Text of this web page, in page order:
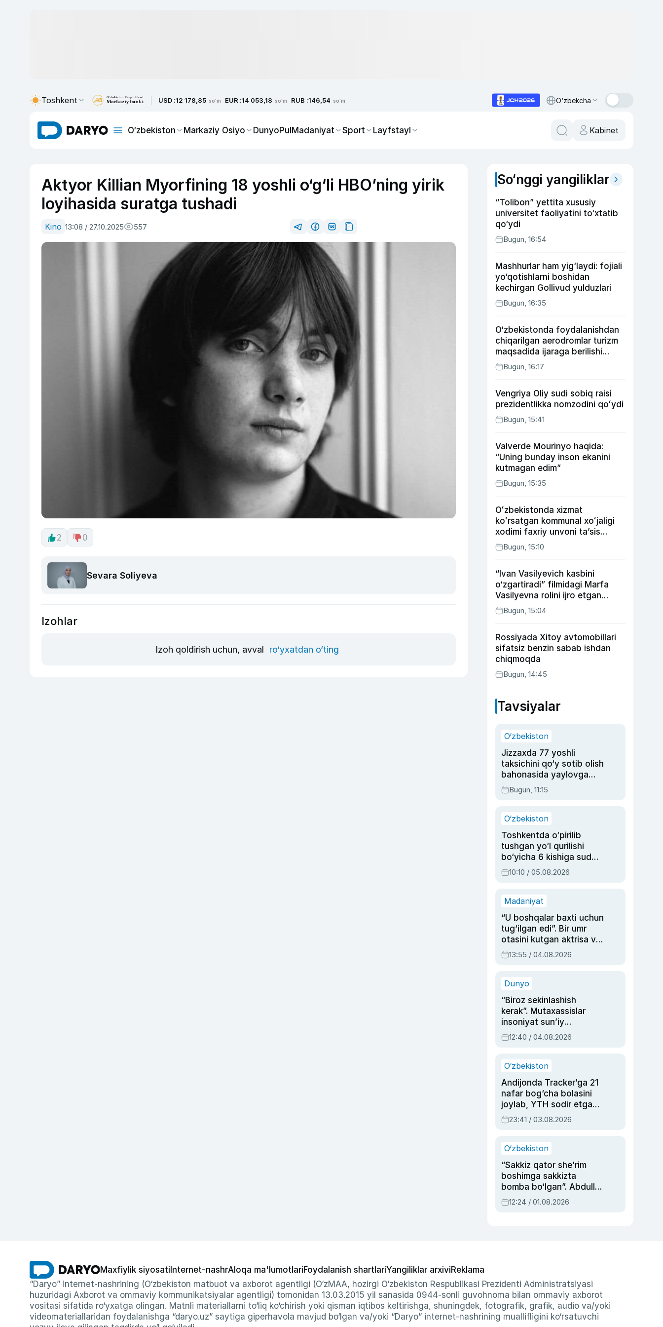
Toshkent USD :12 178,85 so'm EUR :14 053,18 so'm RUB :146,54 so'm O‘zbekcha
O‘zbekiston Markaziy Osiyo DunyoPulMadaniyat Sport Layfstayl Kabinet
Aktyor Killian Myorfining 18 yoshli o‘g‘li HBO’ning yirik
loyihasida suratga tushadi
Kino 13:08 / 27.10.2025 557
2 0
Sevara Soliyeva
Izohlar
Izoh qoldirish uchun, avval ro‘yxatdan o‘ting
So‘nggi yangiliklar
“Tolibon” yettita xususiy
universitet faoliyatini to‘xtatib
qo‘ydi
Bugun, 16:54
Mashhurlar ham yig‘laydi: fojiali
yo‘qotishlarni boshidan
kechirgan Gollivud yulduzlari
Bugun, 16:35
O‘zbekistonda foydalanishdan
chiqarilgan aerodromlar turizm
maqsadida ijaraga berilishi
mumkin
Bugun, 16:17
Vengriya Oliy sudi sobiq raisi
prezidentlikka nomzodini qoʻydi
Bugun, 15:41
Valverde Mourinyo haqida:
“Uning bunday inson ekanini
kutmagan edim”
Bugun, 15:35
Oʻzbekistonda xizmat
koʻrsatgan kommunal xoʻjaligi
xodimi faxriy unvoni taʼsis
etilishi mumkin
Bugun, 15:10
“Ivan Vasilyevich kasbini
o‘zgartiradi” filmidagi Marfa
Vasilyevna rolini ijro etgan
aktrisaning taqdiri qanday
kechdi?
Bugun, 15:04
Rossiyada Xitoy avtomobillari
sifatsiz benzin sabab ishdan
chiqmoqda
Bugun, 14:45
Tavsiyalar
O‘zbekiston
Jizzaxda 77 yoshli
taksichini qo‘y sotib olish
bahonasida yaylovga
olib borib o‘ldirgan yigit
20 yilga qamaldi
Bugun, 11:15
O‘zbekiston
Toshkentda o‘pirilib
tushgan yo‘l qurilishi
bo‘yicha 6 kishiga sud
hukmi o‘qildi
10:10 / 05.08.2026
Madaniyat
“U boshqalar baxti uchun
tug‘ilgan edi”. Bir umr
otasini kutgan aktrisa va
dublyaj ustasi Rimma
Ahmedovaning
13:55 / 04.08.2026
Dunyo
“Biroz sekinlashish
kerak”. Mutaxassislar
insoniyat sun’iy
intellektni boshqara
olmay qolishidan xavotir
12:40 / 04.08.2026
O‘zbekiston
Andijonda Tracker’ga 21
nafar bog‘cha bolasini
joylab, YTH sodir etgan
ayolga sud hukmi o‘qildi
23:41 / 03.08.2026
O‘zbekiston
“Sakkiz qator she’rim
boshimga sakkizta
bomba bo‘lgan”. Abdulla
Oripovni siyosiy
ayblovlardan asrab
12:24 / 01.08.2026
Maxfiylik siyosati Internet-nashrAloqa ma'lumotlariFoydalanish shartlariYangiliklar arxiviReklama
“Daryo” internet-nashrining (O‘zbekiston matbuot va axborot agentligi (O‘zMAA, hozirgi O‘zbekiston Respublikasi Prezidenti Administratsiyasi
huzuridagi Axborot va ommaviy kommunikatsiyalar agentligi) tomonidan 13.03.2015 yil sanasida 0944-sonli guvohnoma bilan ommaviy axborot
vositasi sifatida ro‘yxatga olingan. Matnli materiallarni to‘liq ko‘chirish yoki qisman iqtibos keltirishga, shuningdek, fotografik, grafik, audio va/yoki
videomateriallaridan foydalanishga “daryo.uz” saytiga giperhavola mavjud bo‘lgan va/yoki “Daryo” internet-nashrining muallifligini ko‘rsatuvchi